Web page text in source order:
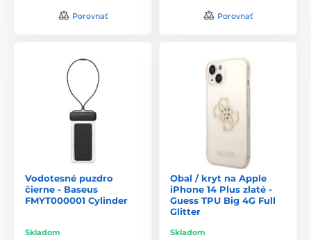
Porovnať Porovnať
Vodotesné puzdro
čierne - Baseus
FMYT000001 Cylinder
Skladom
Obal / kryt na Apple
iPhone 14 Plus zlaté -
Guess TPU Big 4G Full
Glitter
Skladom